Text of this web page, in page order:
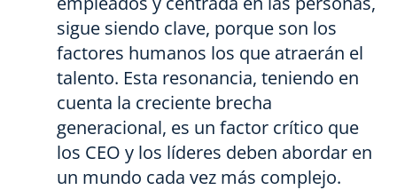
sigue siendo clave, porque son los
factores humanos los que atraerán el
talento. Esta resonancia, teniendo en
cuenta la creciente brecha
generacional, es un factor crítico que
los CEO y los líderes deben abordar en
un mundo cada vez más complejo.